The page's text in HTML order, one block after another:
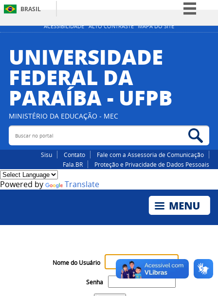
ACESSIBILIDADE ALTO CONTRASTE MAPA DO SITE
BRASIL
Simplifique!
Participe
Acesso à informação
Canais
UNIVERSIDADE
FEDERAL DA
PARAÍBA - UFPB
MINISTÉRIO DA EDUCAÇÃO - MEC
Buscar no portal
Sisu Contato
Fale com a Assessoria de Comunicação
Fala.BR
Proteção e Privacidade de Dados Pessoais
Powered by Translate
Nome do Usuário
Senha